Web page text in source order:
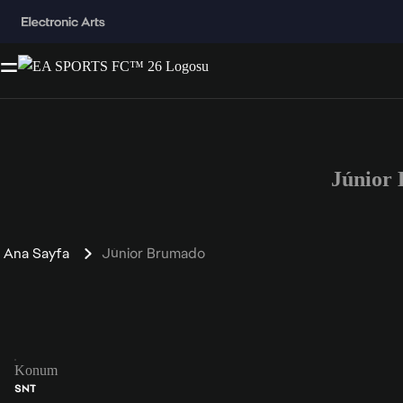
Júnior
Ana Sayfa Júnior Brumado
Konum
SNT